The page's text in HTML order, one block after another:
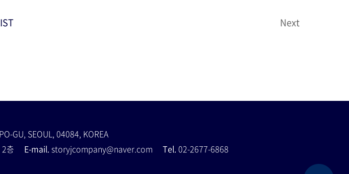
Next
GU, SEOUL, 04084, KOREA
2층 E-mail. storyjcompany@naver.com Tel. 02-2677-6868